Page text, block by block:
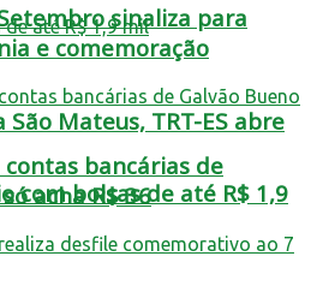
Mateus, TRT-ES abre
com bolsas de até R$ 1,9
sinaliza para
e comemoração
contas bancárias de
acha R$ 36